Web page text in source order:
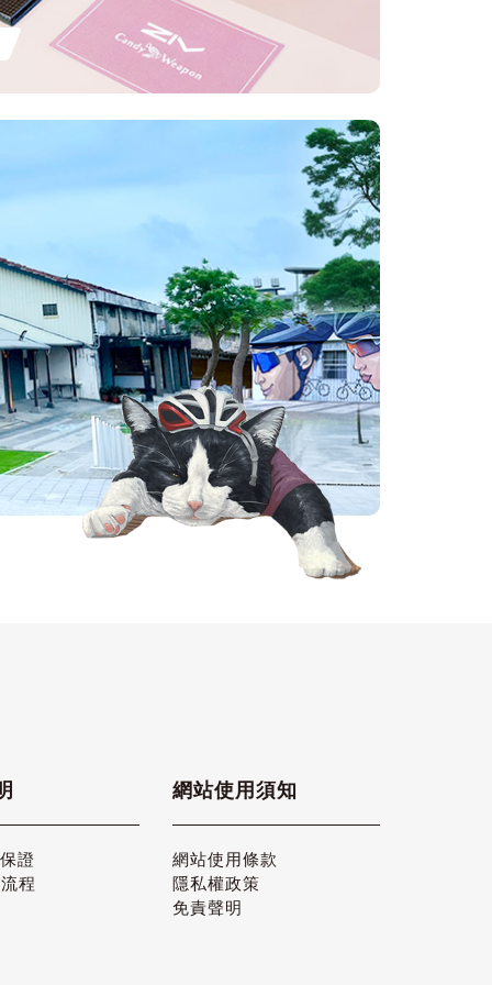
證
程
網站使用須知
網站使用條款
隱私權政策
免責聲明